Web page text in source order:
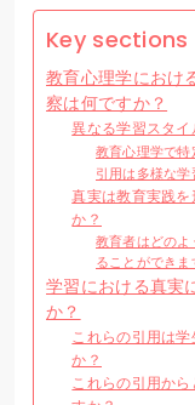
Key
教育心理学におけ
察は何ですか？
異なる学習スタ
教育心理学で
引用は多様な
真実は教育実践
か？
教育者はどの
ることができま
学習における真実
か？
これらの引用は
か？
これらの引用か